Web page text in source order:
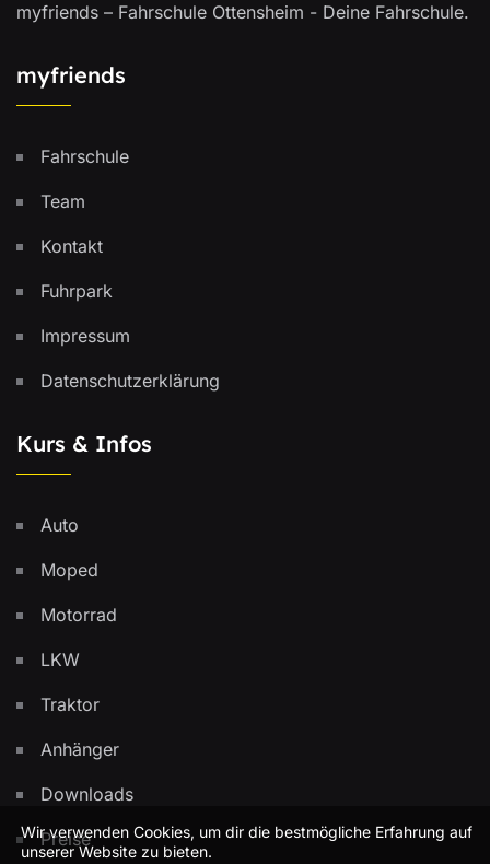
myfriends – Fahrschule Ottensheim - Deine Fahrschule.
myfriends
Fahrschule
Team
Kontakt
Fuhrpark
Impressum
Datenschutzerklärung
Kurs & Infos
Auto
Moped
Motorrad
LKW
Traktor
Anhänger
Downloads
Preise
Wir verwenden Cookies, um dir die bestmögliche Erfahrung auf
unserer Website zu bieten.